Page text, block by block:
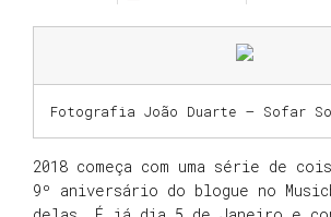
Fotografia João Duarte – Sofar
2018 começa com uma série de
9º aniversário do blogue no